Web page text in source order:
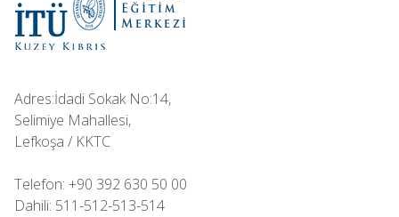
Adres:İdadi Sokak No:14,
Selimiye Mahallesi,
Lefkoşa / KKTC
Telefon: +90 392 630 50 00
Dahili: 511-512-513-514